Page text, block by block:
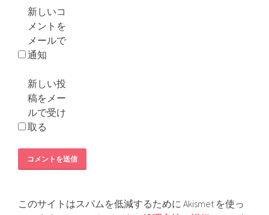
新しいコ
メントを
メールで
通知
新しい投
稿をメー
ルで受け
取る
このサイトはスパムを低減するために Akismet を使っ